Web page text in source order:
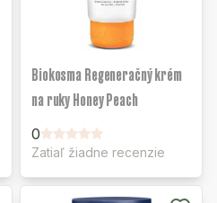
Biokosma Regeneračný krém
na ruky Honey Peach
0
Zatiaľ žiadne recenzie